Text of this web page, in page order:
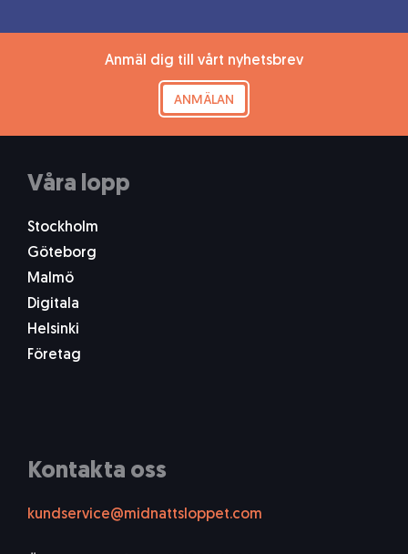
Anmäl dig till vårt nyhetsbrev
ANMÄLAN
Våra lopp
Stockholm
Göteborg
Malmö
Digitala
Helsinki
Företag
Kontakta oss
kundservice@midnattsloppet.com